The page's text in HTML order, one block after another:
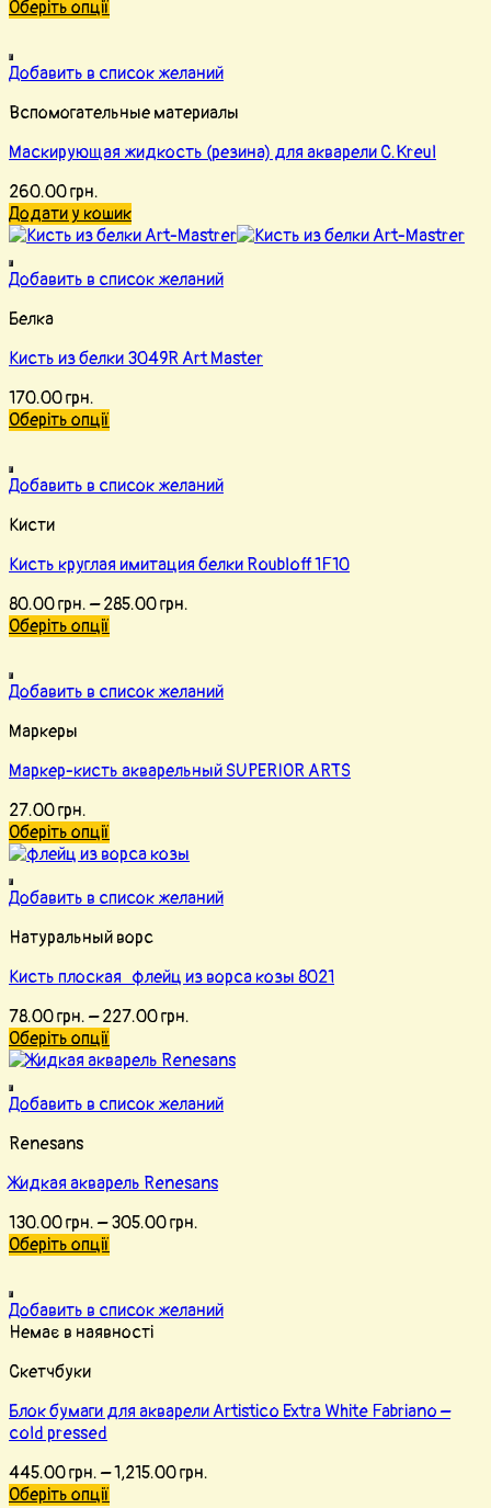
Оберіть опції
Добавить в список желаний
Вспомогательные материалы
Маскирующая жидкость (резина) для акварели С.Kreul
260.00грн.
Додати у кошик
Добавить в список желаний
Белка
Кисть из белки 3049R Art Master
170.00грн.
Оберіть опції
Добавить в список желаний
Кисти
Кисть круглая имитация белки Roubloff 1F10
80.00грн. –285.00грн.
Оберіть опції
Добавить в список желаний
Маркеры
Маркер-кисть акварельный SUPERIOR ARTS
27.00грн.
Оберіть опції
Добавить в список желаний
Натуральный ворс
Кисть плоская флейц из ворса козы 8021
78.00грн. –227.00грн.
Оберіть опції
Добавить в список желаний
Renesans
Жидкая акварель Renesans
130.00грн. –305.00грн.
Оберіть опції
Добавить в список желаний
Немає в наявності
Скетчбуки
Блок бумаги для акварели Artistico Extra White Fabriano –
cold pressed
445.00грн. –1,215.00грн.
Оберіть опції